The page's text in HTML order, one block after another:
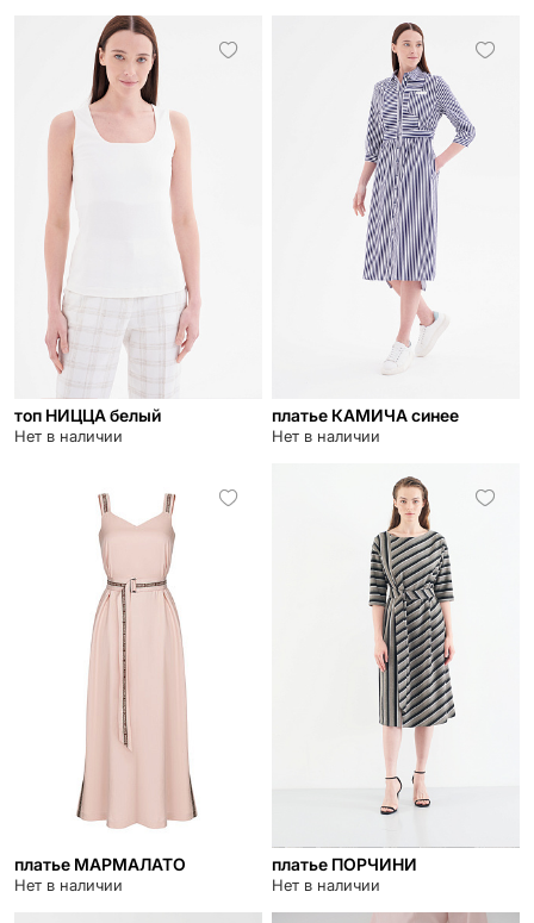
топ НИЦЦА белый
Нет в наличии
платье КАМИЧА синее
Нет в наличии
платье МАРМАЛАТО
Нет в наличии
платье ПОРЧИНИ
Нет в наличии